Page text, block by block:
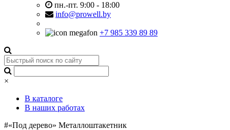
пн.-пт. 9:00 - 18:00
info@prowell.by
+7 985 339 89 89
×
В каталоге
В наших работах
#«Под дерево» Металлоштакетник